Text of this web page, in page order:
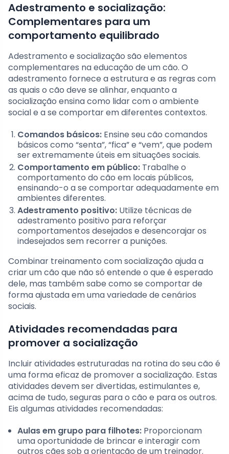
Adestramento e socialização:
Complementares para um
comportamento equilibrado
Adestramento e socialização são elementos
complementares na educação de um cão. O
adestramento fornece a estrutura e as regras com
as quais o cão deve se alinhar, enquanto a
socialização ensina como lidar com o ambiente
social e a se comportar em diferentes contextos.
Comandos básicos: Ensine seu cão comandos
básicos como “senta”, “fica” e “vem”, que podem
ser extremamente úteis em situações sociais.
Comportamento em público: Trabalhe o
comportamento do cão em locais públicos,
ensinando-o a se comportar adequadamente em
ambientes diferentes.
Adestramento positivo: Utilize técnicas de
adestramento positivo para reforçar
comportamentos desejados e desencorajar os
indesejados sem recorrer a punições.
Combinar treinamento com socialização ajuda a
criar um cão que não só entende o que é esperado
dele, mas também sabe como se comportar de
forma ajustada em uma variedade de cenários
sociais.
Atividades recomendadas para
promover a socialização
Incluir atividades estruturadas na rotina do seu cão é
uma forma eficaz de promover a socialização. Estas
atividades devem ser divertidas, estimulantes e,
acima de tudo, seguras para o cão e para os outros.
Eis algumas atividades recomendadas:
Aulas em grupo para filhotes: Proporcionam
uma oportunidade de brincar e interagir com
outros cães sob a orientação de um treinador.